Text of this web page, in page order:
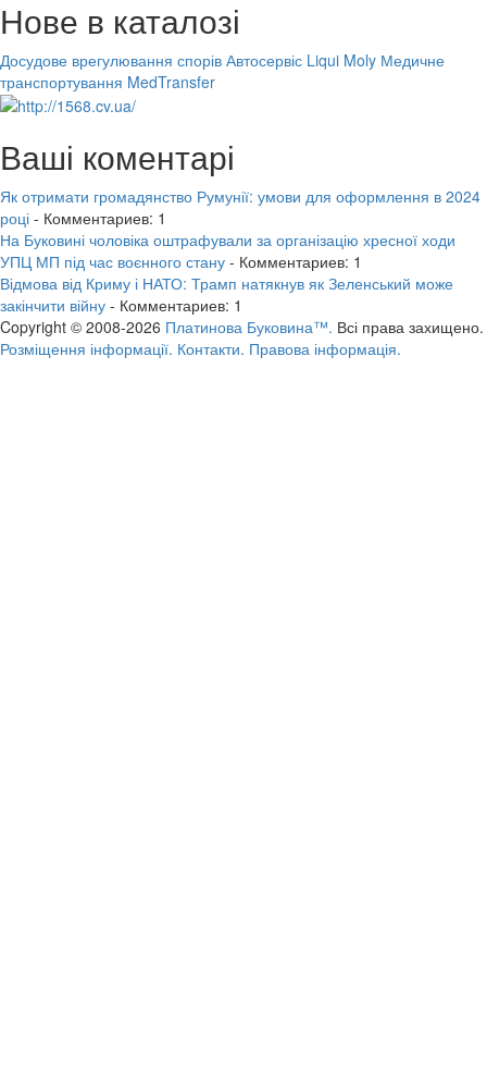
Нове в каталозі
Досудове врегулювання спорів Автосервіс Liqui Moly Медичне
транспортування MedTransfer
Ваші коментарі
Як отримати громадянство Румунії: умови для оформлення в 2024
році - Комментариев: 1
На Буковині чоловіка оштрафували за організацію хресної ходи
УПЦ МП під час воєнного стану - Комментариев: 1
Відмова від Криму і НАТО: Трамп натякнув як Зеленський може
закінчити війну - Комментариев: 1
Copyright © 2008-2026 Платинова Буковина™. Всі права захищено.
Розміщення інформації. Контакти. Правова інформація.